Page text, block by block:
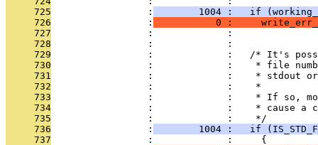
     725
                 :
1004 :   if
     726
                 :
0 :
     727
:             :
     728
                 :             :
     729
:             :   /* It's
     730
:             :    * file
     731
:             :    * stdout
     732
                 :             :    *
     733
:             :    * If so,
     734
:             :    * cause a
     735
                 :             :    */
     736
                 :
1004 :   if
     737
                 :             :     {